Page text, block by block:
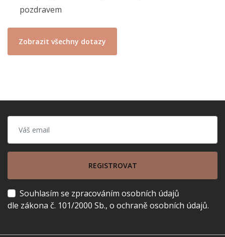
pozdravem
Zobrazit všechny dotazy
REGISTROVAT
Souhlasím se zpracováním osobních údajů
dle zákona č. 101/2000 Sb., o ochraně osobních údajů.